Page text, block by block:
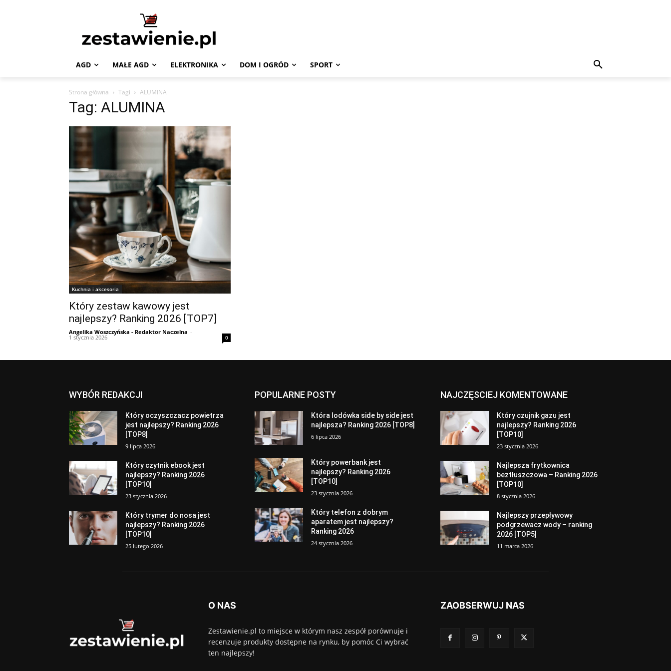
AGD MAŁE AGD ELEKTRONIKA DOM I OGRÓD SPORT
Strona główna Tagi ALUMINA
Tag: ALUMINA
Kuchnia i akcesoria
Który zestaw kawowy jest
najlepszy? Ranking 2026 [TOP7]
Angelika Woszczyńska - Redaktor Naczelna -
1 stycznia 2026 0
WYBÓR REDAKCJI
Który oczyszczacz powietrza
jest najlepszy? Ranking 2026
[TOP8]
9 lipca 2026
Który czytnik ebook jest
najlepszy? Ranking 2026
[TOP10]
23 stycznia 2026
Który trymer do nosa jest
najlepszy? Ranking 2026
[TOP10]
25 lutego 2026
POPULARNE POSTY
Która lodówka side by side jest
najlepsza? Ranking 2026 [TOP8]
6 lipca 2026
Który powerbank jest
najlepszy? Ranking 2026
[TOP10]
23 stycznia 2026
Który telefon z dobrym
aparatem jest najlepszy?
Ranking 2026
24 stycznia 2026
NAJCZĘSCIEJ KOMENTOWANE
Który czujnik gazu jest
najlepszy? Ranking 2026
[TOP10]
23 stycznia 2026
Najlepsza frytkownica
beztłuszczowa – Ranking 2026
[TOP10]
8 stycznia 2026
Najlepszy przepływowy
podgrzewacz wody – ranking
2026 [TOP5]
11 marca 2026
O NAS
Zestawienie.pl to miejsce w którym nasz zespół porównuje i
recenzuje produkty dostępne na rynku, by pomóc Ci wybrać
ten najlepszy!
ZAOBSERWUJ NAS